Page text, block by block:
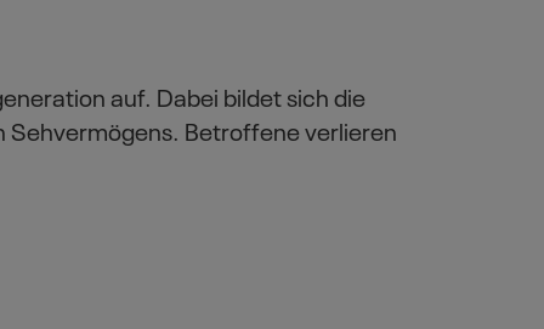
auf. Dabei bildet sich die
Sehvermögens. Betroffene verlieren